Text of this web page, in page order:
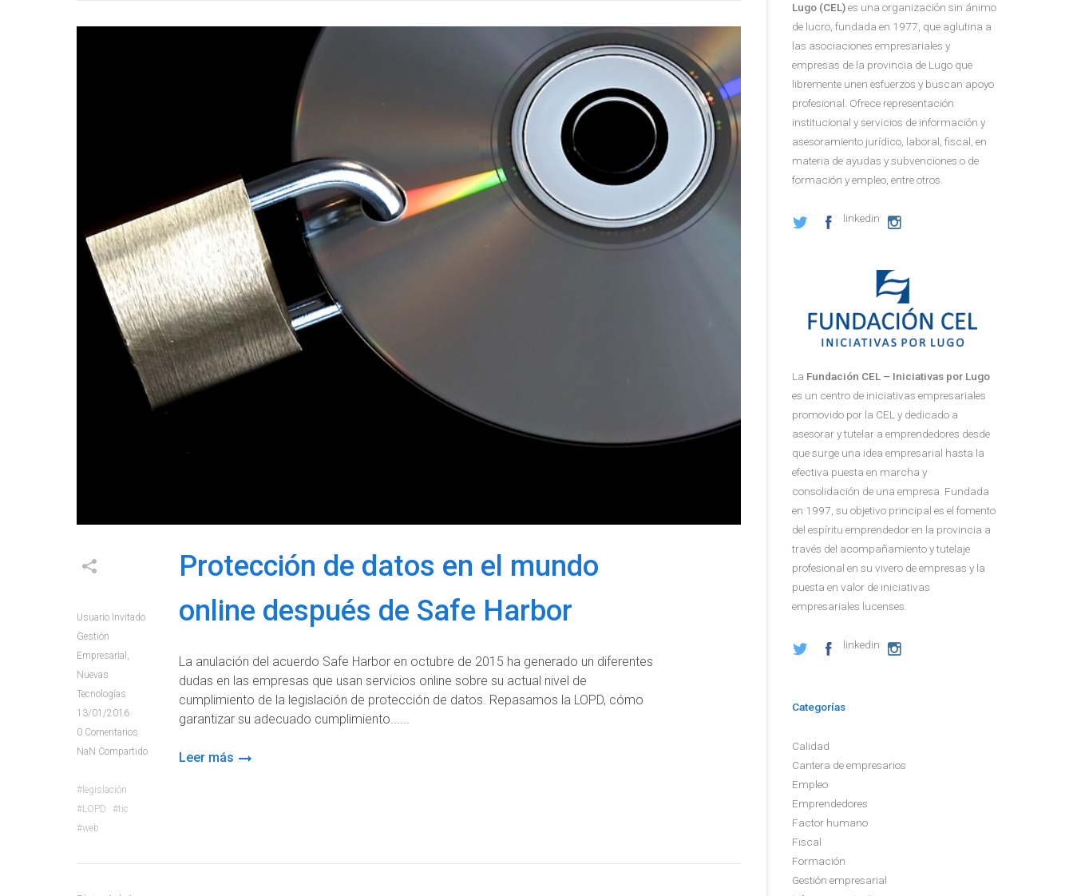
Usuario Invitado
Gestión
Empresarial ,
Nuevas
Tecnologías
13/01/2016
0 Comentarios
NaN Compartido
legislación
LOPD
tic
web
Protección de datos en el mundo
online después de Safe Harbor
La anulación del acuerdo Safe Harbor en octubre de 2015 ha generado un diferentes
dudas en las empresas que usan servicios online sobre su actual nivel de
cumplimiento de la legislación de protección de datos. Repasamos la LOPD, cómo
garantizar su adecuado cumplimiento...
Leer más
Lugo (CEL)es una organización sin ánimo
de lucro, fundada en 1977, que aglutina a
las asociaciones empresariales y
empresas de la provincia de Lugo que
libremente unen esfuerzos y buscan apoyo
profesional. Ofrece representación
institucional y servicios de información y
asesoramiento jurídico, laboral, fiscal, en
materia de ayudas y subvenciones o de
formación y empleo, entre otros.
linkedin
La Fundación CEL – Iniciativas por Lugo
es un centro de iniciativas empresariales
promovido por la CEL y dedicado a
asesorar y tutelar a emprendedores desde
que surge una idea empresarial hasta la
efectiva puesta en marcha y
consolidación de una empresa. Fundada
en 1997, su objetivo principal es el fomento
del espíritu emprendedor en la provincia a
través del acompañamiento y tutelaje
profesional en su vivero de empresas y la
puesta en valor de iniciativas
empresariales lucenses.
linkedin
Categorías
Calidad
Cantera de empresarios
Empleo
Emprendedores
Factor humano
Fiscal
Formación
Gestión empresarial